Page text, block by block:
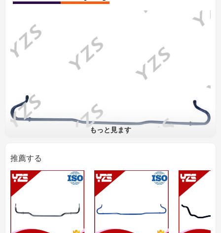
もっと見ます
推薦する